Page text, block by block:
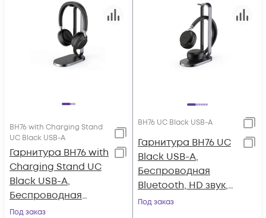
BH76 with Charging Stand
UC Black USB-A
Гарнитура BH76 with
Charging Stand UC
Black USB-A,
Беспроводная
BT,BHC76,Зарядка
Под заказ
BH76 UC Black USB-A
Гарнитура BH76 UC
Black USB-A,
Беспроводная
Bluetooth, HD звук,
Зарядка Qi,
Под заказ